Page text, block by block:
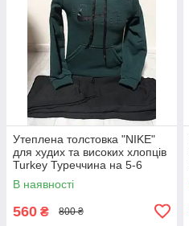
Утеплена толстовка "NIKE"
для худих та високих хлопців
Turkey Туреччина на 5-6
років
В наявності
560 ₴ 800 ₴